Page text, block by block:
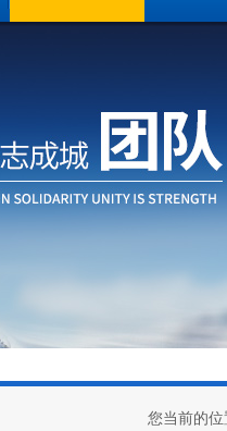
您当前的位